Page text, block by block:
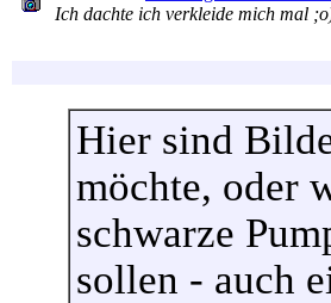
Ich dachte ich verkleide mich mal
Hier sind
möchte, oder
schwarze
sollen - auch